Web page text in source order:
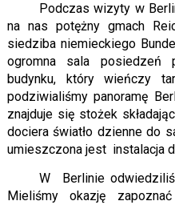
Podczas wizyty w
na nas potężny gmach
siedziba niemieckiego
ogromna sala posiedzeń
budynku, który wieńczy
podziwialiśmy panoramę
znajduje się stożek
dociera światło dzienne do
umieszczona jest instalacja
W Berlinie
Mieliśmy okazję